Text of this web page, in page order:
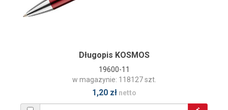
Długopis KOSMOS
19600-11
w magazynie: 118127 szt.
1,20 złnetto